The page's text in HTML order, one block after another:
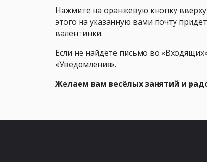
Нажмите на оранжевую кнопку
этого на указанную вами почту
валентинки.
Если не найдёте письмо во
«Уведомления».
Желаем вам весёлых занятий и